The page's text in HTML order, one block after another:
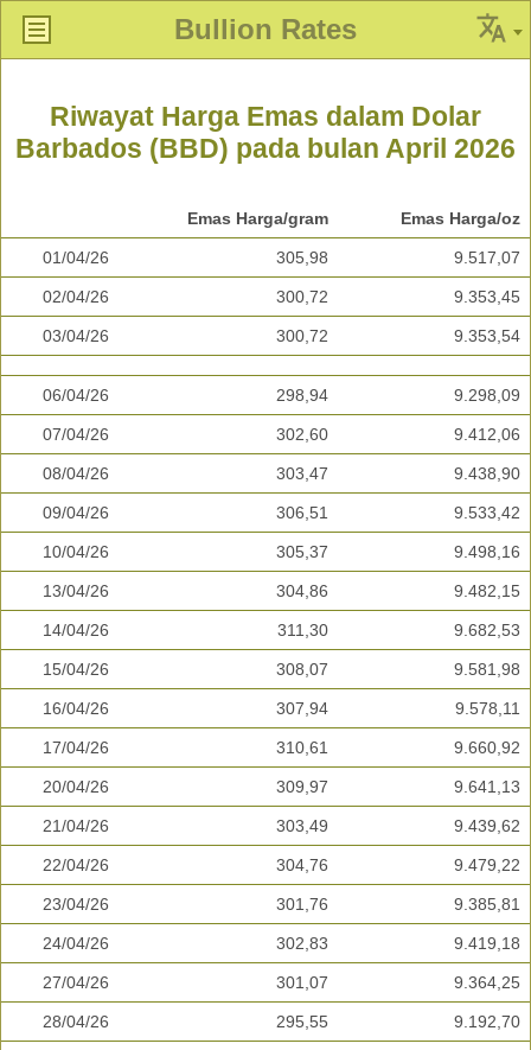
Bullion Rates
Riwayat Harga Emas dalam Dolar
Barbados (BBD) pada bulan April 2026
Emas Harga/gram Emas Harga/oz
01/04/26 305,98 9.517,07
02/04/26 300,72 9.353,45
03/04/26 300,72 9.353,54
06/04/26 298,94 9.298,09
07/04/26 302,60 9.412,06
08/04/26 303,47 9.438,90
09/04/26 306,51 9.533,42
10/04/26 305,37 9.498,16
13/04/26 304,86 9.482,15
14/04/26 311,30 9.682,53
15/04/26 308,07 9.581,98
16/04/26 307,94 9.578,11
17/04/26 310,61 9.660,92
20/04/26 309,97 9.641,13
21/04/26 303,49 9.439,62
22/04/26 304,76 9.479,22
23/04/26 301,76 9.385,81
24/04/26 302,83 9.419,18
27/04/26 301,07 9.364,25
28/04/26 295,55 9.192,70